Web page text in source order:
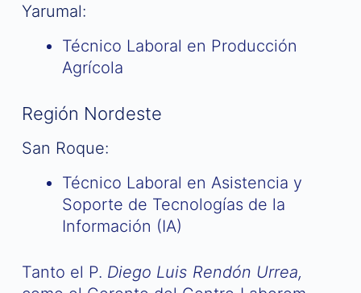
Yarumal:
Técnico Laboral en Producción
Agrícola
Región Nordeste
San Roque:
Técnico Laboral en Asistencia y
Soporte de Tecnologías de la
Información (IA)
Tanto el P. Diego Luis Rendón Urrea,